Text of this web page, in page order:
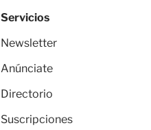
Servicios
Newsletter
Anúnciate
Directorio
Suscripciones